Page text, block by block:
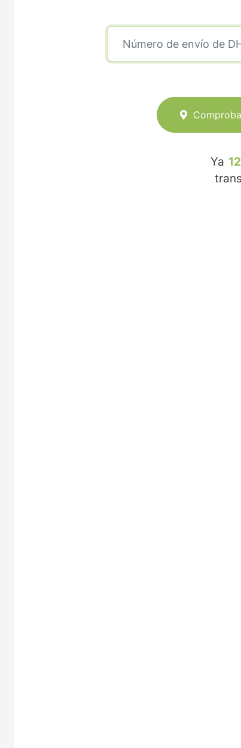
Ya